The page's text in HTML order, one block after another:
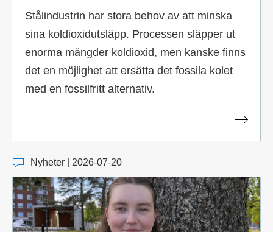
Stålindustrin har stora behov av att minska
sina koldioxidutsläpp. Processen släpper ut
enorma mängder koldioxid, men kanske finns
det en möjlighet att ersätta det fossila kolet
med en fossilfritt alternativ.
Nyheter | 2026-07-20